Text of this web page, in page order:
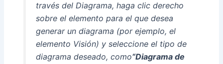
través del Diagrama, haga clic derecho
sobre el elemento para el que desea
generar un diagrama (por ejemplo, el
elemento Visión) y seleccione el tipo de
diagrama deseado, como“Diagrama de